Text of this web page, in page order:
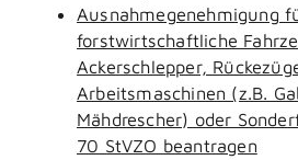
Ausnahmegenehmigung
forstwirtschaftliche
Ackerschlepper,
Arbeitsmaschinen (z.B.
Mähdrescher) oder
70 StVZO beantragen